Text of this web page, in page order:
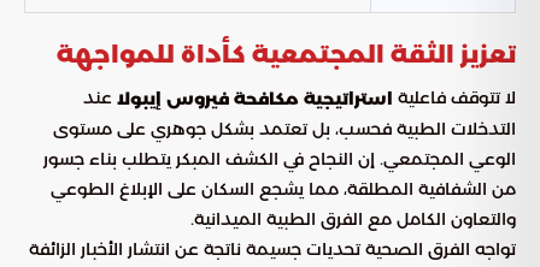
تعزيز الثقة المجتمعية كأداة للمواجهة
لا تتوقف فاعلية استراتيجية مكافحة فيروس إيبولا عند
التدخلات الطبية فحسب، بل تعتمد بشكل جوهري على مستوى
الوعي المجتمعي. إن النجاح في الكشف المبكر يتطلب بناء جسور
من الشفافية المطلقة، مما يشجع السكان على الإبلاغ الطوعي
والتعاون الكامل مع الفرق الطبية الميدانية.
تواجه الفرق الصحية تحديات جسيمة ناتجة عن انتشار الأخبار الزائفة